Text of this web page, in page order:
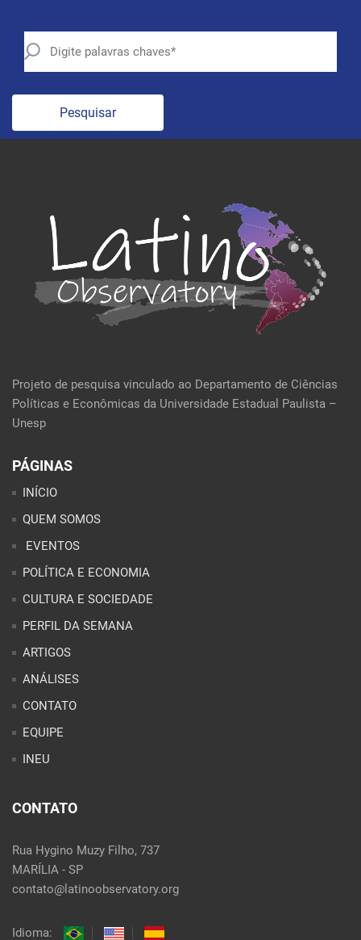
Pesquisar
Projeto de pesquisa vinculado ao Departamento de Ciências
Políticas e Econômicas da Universidade Estadual Paulista –
Unesp
PÁGINAS
INÍCIO
QUEM SOMOS
EVENTOS
POLÍTICA E ECONOMIA
CULTURA E SOCIEDADE
PERFIL DA SEMANA
ARTIGOS
ANÁLISES
CONTATO
EQUIPE
INEU
CONTATO
Rua Hygino Muzy Filho, 737
MARÍLIA - SP
contato@latinoobservatory.org
Idioma: